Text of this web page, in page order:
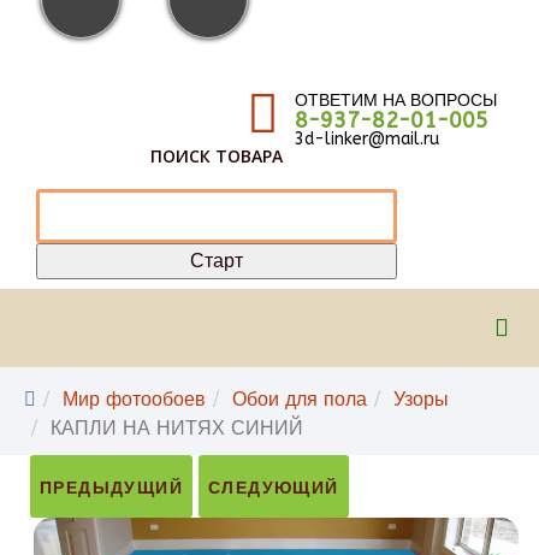
ОТВЕТИМ НА ВОПРОСЫ
8-937-82-01-005
3d-linker@mail.ru
ПОИСК ТОВАРА
Мир фотообоев Обои для пола
Узоры
КАПЛИ НА НИТЯХ СИНИЙ
ПРЕДЫДУЩИЙ СЛЕДУЮЩИЙ